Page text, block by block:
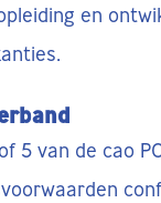
en
5 van de cao